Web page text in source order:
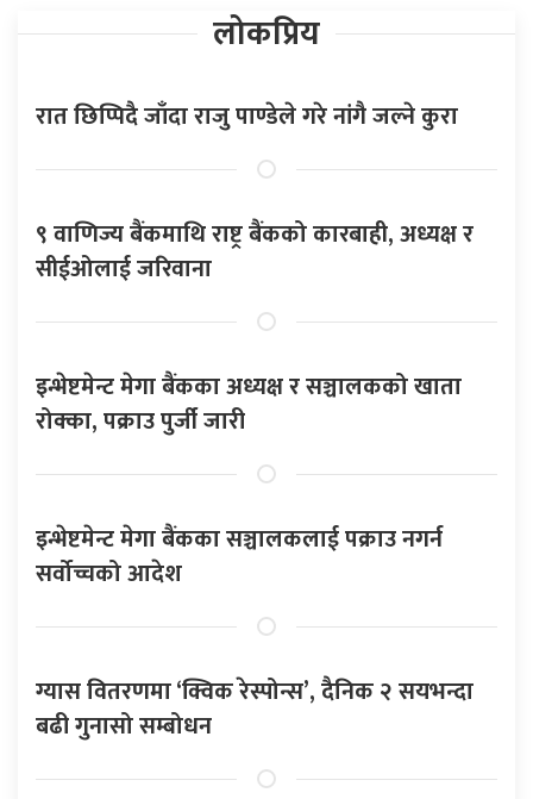
लोकप्रिय
रात छिप्पिदै जाँदा राजु पाण्डेले गरे नांगै जल्ने कुरा
९ वाणिज्य बैंकमाथि राष्ट्र बैंकको कारबाही, अध्यक्ष र
सीईओलाई जरिवाना
इन्भेष्टमेन्ट मेगा बैंकका अध्यक्ष र सञ्चालकको खाता
रोक्का, पक्राउ पुर्जी जारी
इन्भेष्टमेन्ट मेगा बैंकका सञ्चालकलाई पक्राउ नगर्न
सर्वोच्चको आदेश
ग्यास वितरणमा ‘क्विक रेस्पोन्स’, दैनिक २ सयभन्दा
बढी गुनासो सम्बोधन